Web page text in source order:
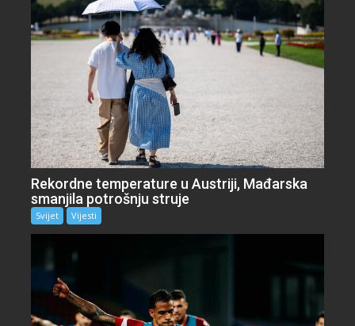
Rekordne temperature u Austriji, Mađarska
smanjila potrošnju struje
Svijet Vijesti